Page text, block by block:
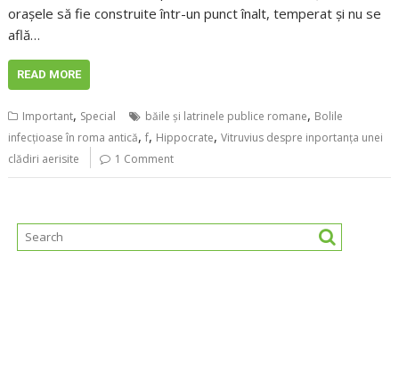
orașele să fie construite într-un punct înalt, temperat și nu se
află…
READ MORE
Important, Special băile și latrinele publice romane, Bolile
infecțioase în roma antică,f, Hippocrate,Vitruvius despre inportanța unei
clădiri aerisite
1 Comment